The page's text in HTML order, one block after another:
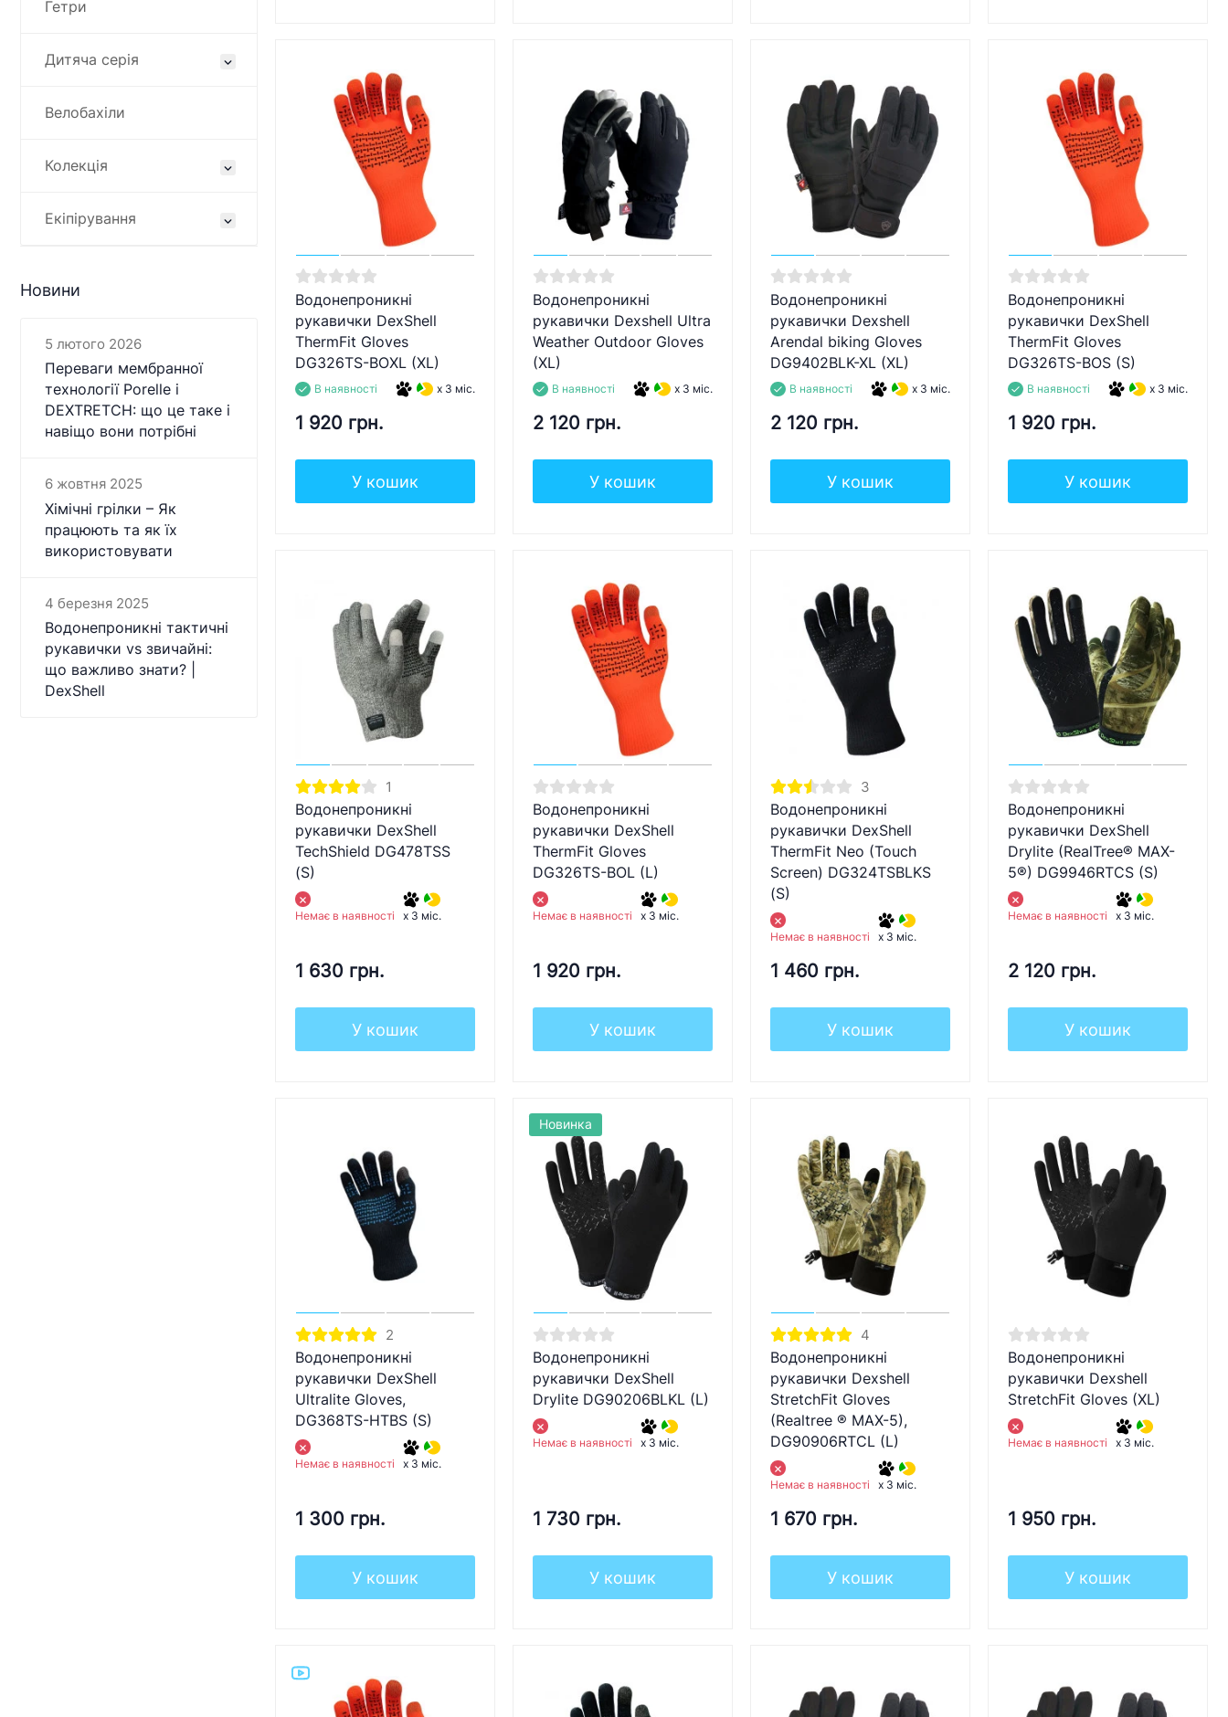
Гетри
Дитяча серія
Велобахіли
Колекція
Екіпірування
Новини
5 лютого 2026
Переваги мембранної
технології Porelle і
DEXTRETCH: що це таке і
навіщо вони потрібні
6 жовтня 2025
Хімічні грілки – Як
працюють та як їх
використовувати
4 березня 2025
Водонепроникні тактичні
рукавички vs звичайні:
що важливо знати? |
DexShell
Водонепроникні
рукавички DexShell
ThermFit Gloves
DG326TS-BOXL (XL)
В наявності x 3 міс.
1 920 грн.
У кошик
Водонепроникні
рукавички Dexshell Ultra
Weather Outdoor Gloves
(XL)
В наявності x 3 міс.
2 120 грн.
У кошик
Водонепроникні
рукавички Dexshell
Arendal biking Gloves
DG9402BLK-XL (XL)
В наявності x 3 міс.
2 120 грн.
У кошик
Водонепроникні
рукавички DexShell
ThermFit Gloves
DG326TS-BOS (S)
В наявності x 3 міс.
1 920 грн.
У кошик
1
Водонепроникні
рукавички DexShell
TechShield DG478TSS
(S)
Немає в наявності x 3 міс.
1 630 грн.
У кошик
Водонепроникні
рукавички DexShell
ThermFit Gloves
DG326TS-BOL (L)
Немає в наявності x 3 міс.
1 920 грн.
У кошик
3
Водонепроникні
рукавички DexShell
ThermFit Neo (Touch
Screen) DG324TSBLKS
(S)
Немає в наявності x 3 міс.
1 460 грн.
У кошик
Водонепроникні
рукавички DexShell
Drylite (RealTree® MAX-
5®) DG9946RTCS (S)
Немає в наявності x 3 міс.
2 120 грн.
У кошик
2
Водонепроникні
рукавички DexShell
Ultralite Gloves,
DG368TS-HTBS (S)
Немає в наявності x 3 міс.
1 300 грн.
У кошик
Водонепроникні
рукавички DexShell
Drylite DG90206BLKL (L)
Немає в наявності x 3 міс.
1 730 грн.
У кошик
Новинка
4
Водонепроникні
рукавички Dexshell
StretchFit Gloves
(Realtree ® MAX-5),
DG90906RTCL (L)
Немає в наявності x 3 міс.
1 670 грн.
У кошик
Водонепроникні
рукавички Dexshell
StretchFit Gloves (XL)
Немає в наявності x 3 міс.
1 950 грн.
У кошик